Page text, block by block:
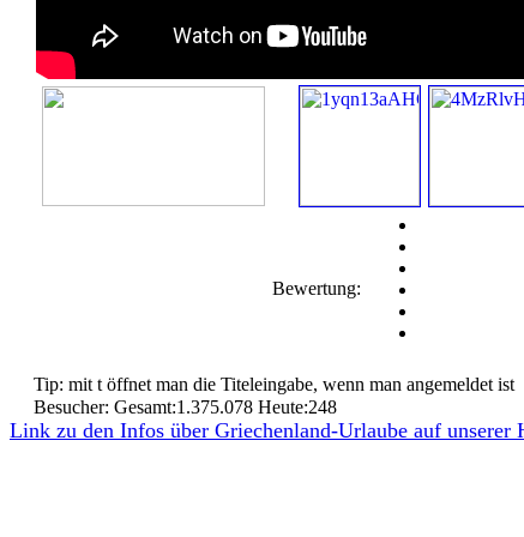
Bewertung:
Tip: mit t öffnet man die Titeleingabe, wenn man angemeldet ist
Besucher: Gesamt:1.375.078 Heute:248
Link zu den Infos über Griechenland-Urlaube auf unserer